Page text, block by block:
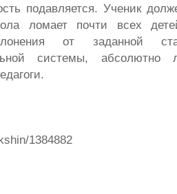
подавляется. Ученик
ломает почти всех
от заданной
системы, абсолютно
1384882